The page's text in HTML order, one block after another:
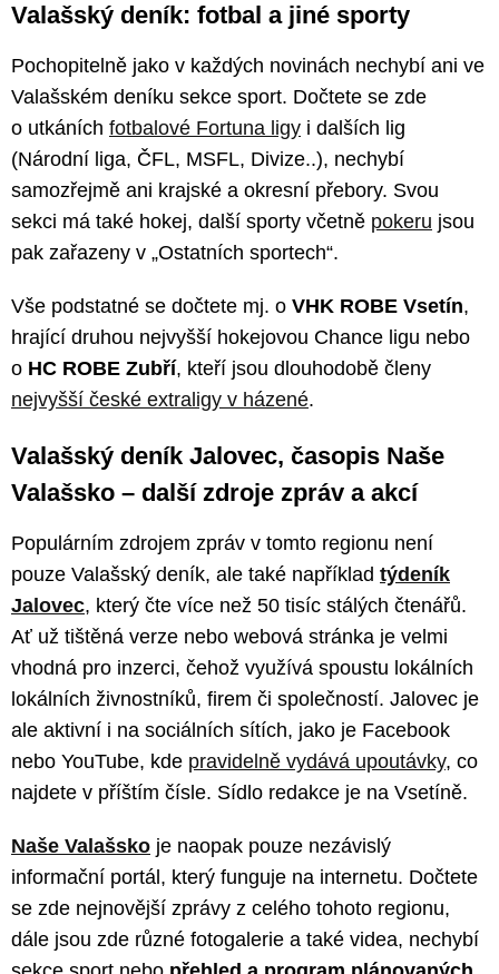
Valašský deník: fotbal a jiné sporty
Pochopitelně jako v každých novinách nechybí ani ve
Valašském deníku sekce sport. Dočtete se zde
o utkáních fotbalové Fortuna ligy i dalších lig
(Národní liga, ČFL, MSFL, Divize..), nechybí
samozřejmě ani krajské a okresní přebory. Svou
sekci má také hokej, další sporty včetně pokeru jsou
pak zařazeny v „Ostatních sportech“.
Vše podstatné se dočtete mj. o VHK ROBE Vsetín,
hrající druhou nejvyšší hokejovou Chance ligu nebo
o HC ROBE Zubří, kteří jsou dlouhodobě členy
nejvyšší české extraligy v házené.
Valašský deník Jalovec, časopis Naše
Valašsko – další zdroje zpráv a akcí
Populárním zdrojem zpráv v tomto regionu není
pouze Valašský deník, ale také například týdeník
Jalovec, který čte více než 50 tisíc stálých čtenářů.
Ať už tištěná verze nebo webová stránka je velmi
vhodná pro inzerci, čehož využívá spoustu lokálních
lokálních živnostníků, firem či společností. Jalovec je
ale aktivní i na sociálních sítích, jako je Facebook
nebo YouTube, kde pravidelně vydává upoutávky, co
najdete v příštím čísle. Sídlo redakce je na Vsetíně.
Naše Valašsko je naopak pouze nezávislý
informační portál, který funguje na internetu. Dočtete
se zde nejnovější zprávy z celého tohoto regionu,
dále jsou zde různé fotogalerie a také videa, nechybí